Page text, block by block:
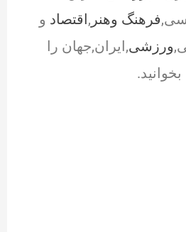
فرهنگ وهنر ,اقتصاد و
ورزشی,ایران,جهان را
بخوانید.